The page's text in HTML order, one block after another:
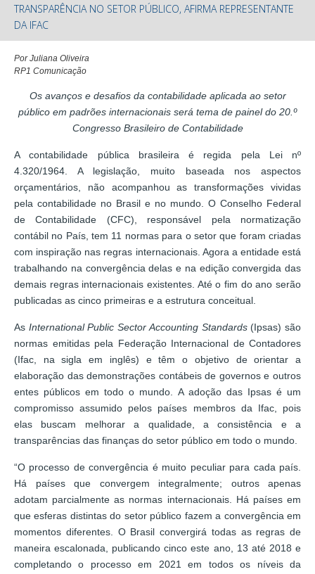
TRANSPARÊNCIA NO SETOR PÚBLICO, AFIRMA REPRESENTANTE
DA IFAC
Por Juliana Oliveira
RP1 Comunicação
Os avanços e desafios da contabilidade aplicada ao setor
público em padrões internacionais será tema de painel do 20.º
Congresso Brasileiro de Contabilidade
A contabilidade pública brasileira é regida pela Lei nº
4.320/1964. A legislação, muito baseada nos aspectos
orçamentários, não acompanhou as transformações vividas
pela contabilidade no Brasil e no mundo. O Conselho Federal
de Contabilidade (CFC), responsável pela normatização
contábil no País, tem 11 normas para o setor que foram criadas
com inspiração nas regras internacionais. Agora a entidade está
trabalhando na convergência delas e na edição convergida das
demais regras internacionais existentes. Até o fim do ano serão
publicadas as cinco primeiras e a estrutura conceitual.
As International Public Sector Accounting Standards(Ipsas) são
normas emitidas pela Federação Internacional de Contadores
(Ifac, na sigla em inglês) e têm o objetivo de orientar a
elaboração das demonstrações contábeis de governos e outros
entes públicos em todo o mundo. A adoção das Ipsas é um
compromisso assumido pelos países membros da Ifac, pois
elas buscam melhorar a qualidade, a consistência e a
transparências das finanças do setor público em todo o mundo.
“O processo de convergência é muito peculiar para cada país.
Há países que convergem integralmente; outros apenas
adotam parcialmente as normas internacionais. Há países em
que esferas distintas do setor público fazem a convergência em
momentos diferentes. O Brasil convergirá todas as regras de
maneira escalonada, publicando cinco este ano, 13 até 2018 e
completando o processo em 2021 em todos os níveis da